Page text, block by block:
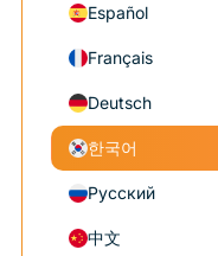
Español
Français
Deutsch
한국어
Русский
中文